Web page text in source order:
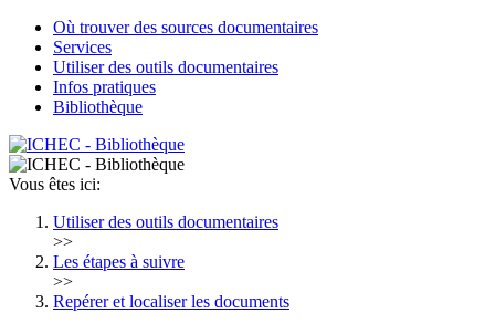
Où trouver des sources documentaires
Services
Utiliser des outils documentaires
Infos pratiques
Bibliothèque
Vous êtes ici:
Utiliser des outils documentaires
>>
Les étapes à suivre
>>
Repérer et localiser les documents